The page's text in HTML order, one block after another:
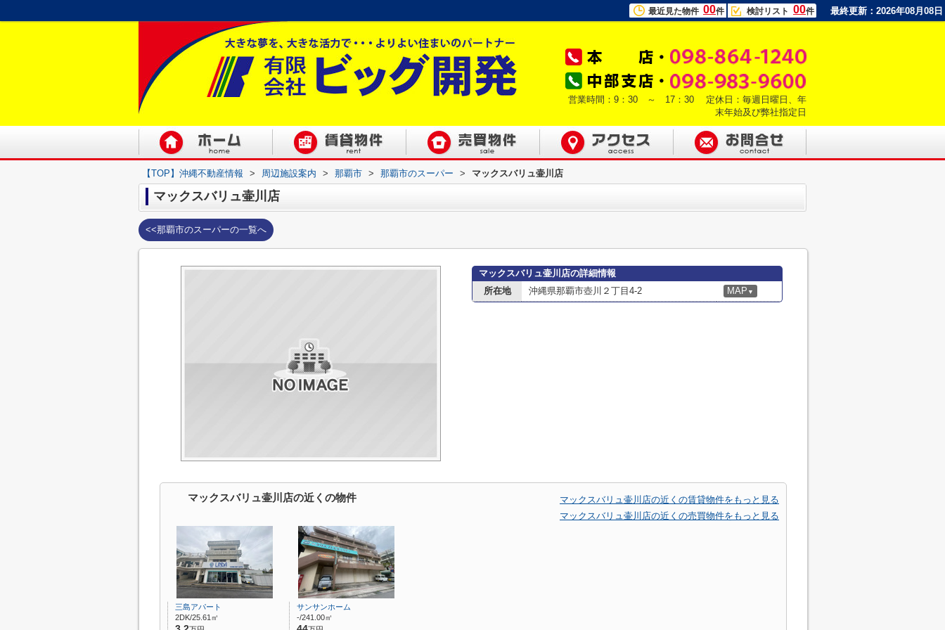
最近見た物件 00件 検討リスト 00件 最終更新：2026年08月08日
営業時間：9：30 ～ 17：30 定休日：毎週日曜日、年
末年始及び弊社指定日
【TOP】沖縄不動産情報 > 周辺施設案内 > 那覇市 > 那覇市のスーパー > マックスバリュ壷川店
マックスバリュ壷川店
<<那覇市のスーパーの一覧へ
マックスバリュ壷川店の詳細情報
所在地
沖縄県那覇市壺川２丁目4-2 MAP ▼
マックスバリュ壷川店の近くの物件
マックスバリュ壷川店の近くの賃貸物件をもっと見る
マックスバリュ壷川店の近くの売買物件をもっと見る
三島アパート
2DK/25.61㎡
サンサンホーム
-/241.00㎡